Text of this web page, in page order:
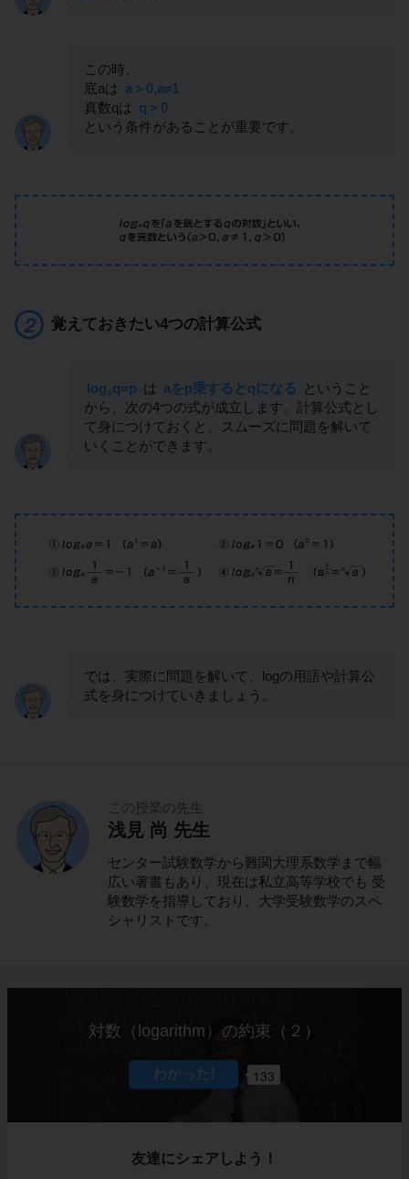
この時、
底aは a＞0,a≠1
真数qは q＞0
という条件があることが重要です。
覚えておきたい4つの計算公式
logaq=p は aをp乗するとqになる
ということ
から、次の4つの式が成立します。計算公式とし
て身につけておくと、スムーズに問題を解いて
いくことができます。
では、実際に問題を解いて、logの用語や計算公
式を身につけていきましょう。
この授業の先生
浅見 尚 先生
センター試験数学から難関大理系数学まで幅
広い著書もあり、現在は私立高等学校でも 受
験数学を指導しており、大学受験数学のスペ
シャリストです。
対数（logarithm）の約束（２）
133
友達にシェアしよう！